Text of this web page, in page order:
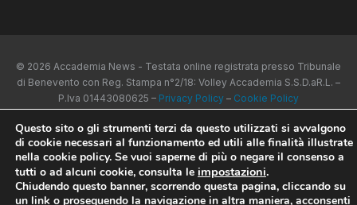
© 2026 Accademia News - Testata online registrata presso Tribunale
di Benevento con Reg. Stampa n°2/18: Volley Accademia S.S.D.aR.L. –
P.Iva 01443080625 – Privacy Policy – Cookie Policy
Questo sito o gli strumenti terzi da questo utilizzati si avvalgono
di cookie necessari al funzionamento ed utili alle finalità illustrate
nella cookie policy. Se vuoi saperne di più o negare il consenso a
tutti o ad alcuni cookie, consulta le impostazioni.
Chiudendo questo banner, scorrendo questa pagina, cliccando su
un link o proseguendo la navigazione in altra maniera, acconsenti